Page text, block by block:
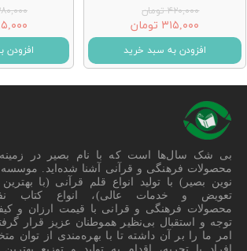
۴۲۰,۰۰۰ تومان
۳۱۵,۰۰۰ تومان
افزودن به سبد خرید
۳۸۰,۰۰۰
۲۸۵,۰۰۰
افزودن
بی شک سال‌ها است که با نام بصیر در
محصولات فرهنگی و قرآنی آشنا شده‌اید. موسسه
نوین بصیر) با تولید انواع قلم قرآنی (با
تعویض و خدمات عالی)، انواع کتاب
محصولات فرهنگی و قرانی با قیمت ارزان و
توجه و استقبال بی‌نظیر هموطنان عزیز قرار
امر ما را بر آن داشته تا با بهره‌مندی از توان